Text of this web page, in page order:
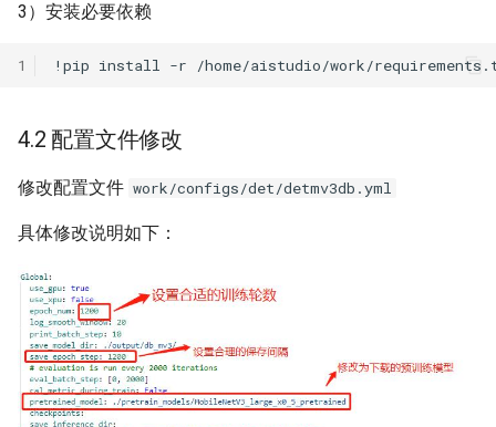
3）安装必要依赖
1 !pip install -r
4.2 配置文件修改
修改配置文件 work/configs/det/detmv3db.yml
具体修改说明如下：